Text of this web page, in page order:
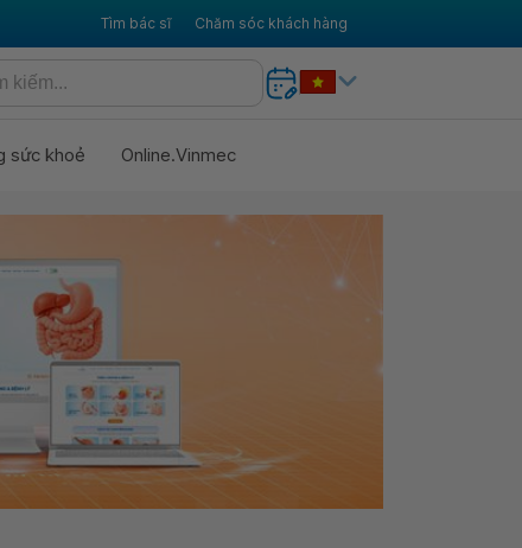
Tìm bác sĩ Chăm sóc khách hàng
sức khoẻ Online.Vinmec